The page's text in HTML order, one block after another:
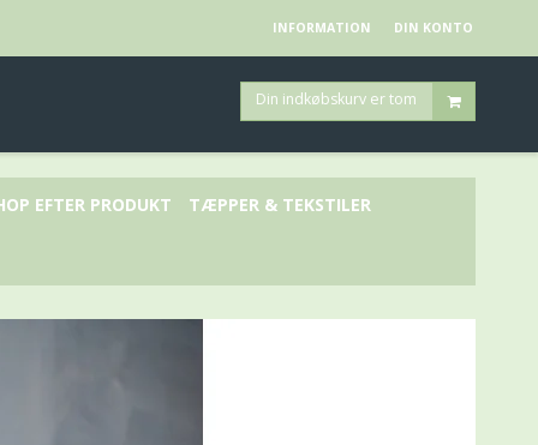
INFORMATION DIN KONTO
Din indkøbskurv er tom
EFTER PRODUKT TÆPPER & TEKSTILER